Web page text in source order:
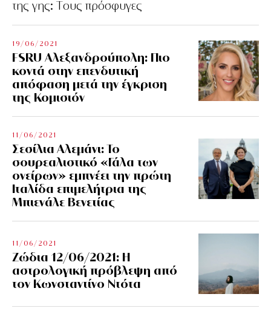
της γης: Tους πρόσφυγες
19/06/2021
FSRU Αλεξανδρούπολη: Πιο
κοντά στην επενδυτική
απόφαση μετά την έγκριση
της Κομισιόν
11/06/2021
Σεσίλια Αλεμάνι: Το
σουρεαλιστικό «Γάλα των
ονείρων» εμπνέει την πρώτη
Ιταλίδα επιμελήτρια της
Μπιενάλε Βενετίας
11/06/2021
Ζώδια 12/06/2021: Η
αστρολογική πρόβλεψη από
τον Κωνσταντίνο Ντότα